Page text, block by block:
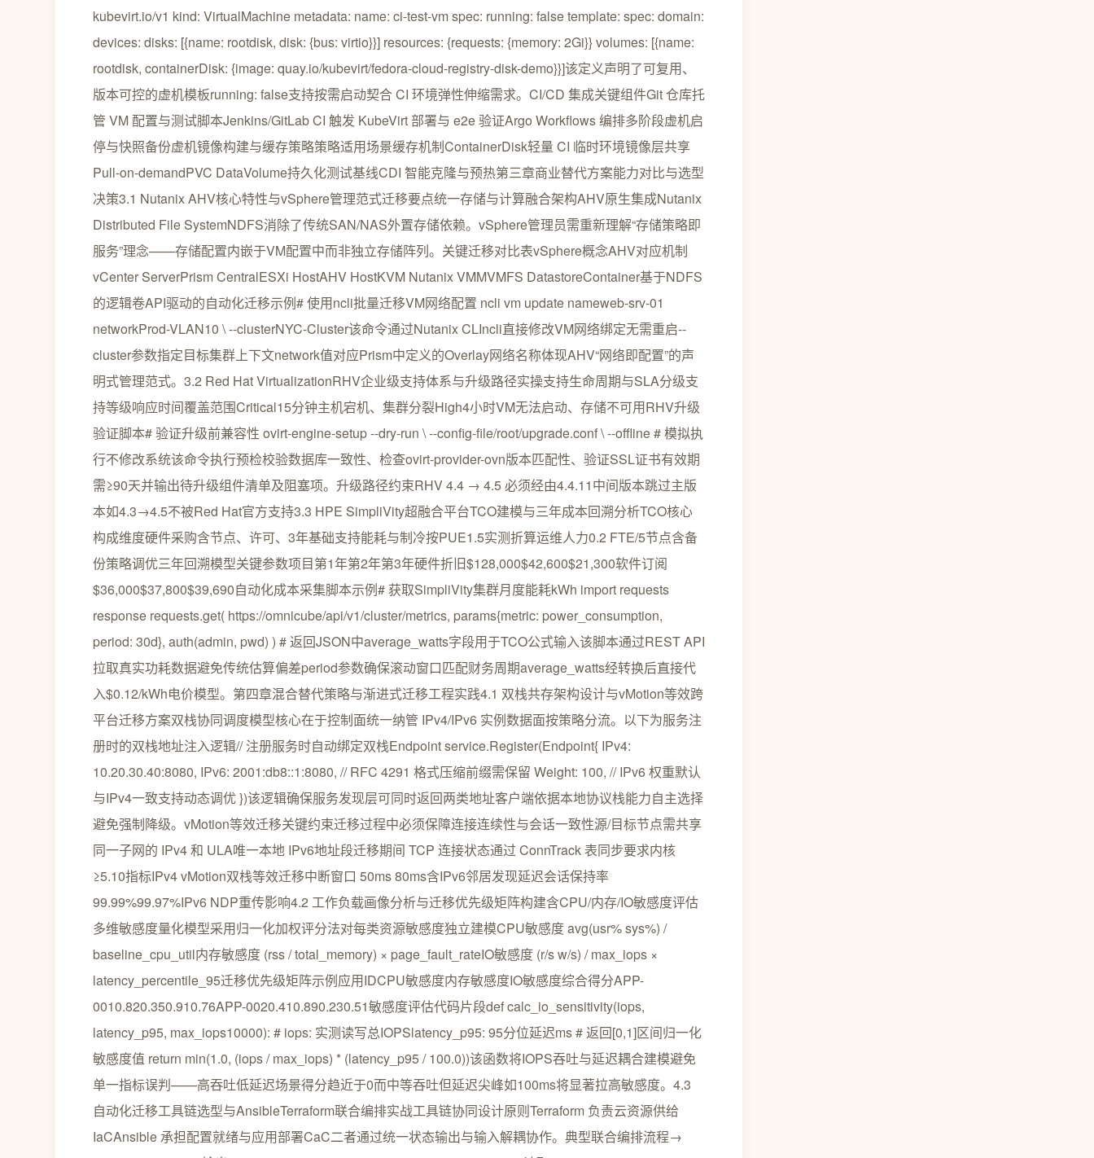
kubevirt.io/v1 kind: VirtualMachine metadata: name: ci-test-vm spec: running: false template: spec: domain:
devices: disks: [{name: rootdisk, disk: {bus: virtio}}] resources: {requests: {memory: 2Gi}} volumes: [{name:
rootdisk, containerDisk: {image: quay.io/kubevirt/fedora-cloud-registry-disk-demo}}]该定义声明了可复用、
版本可控的虚机模板running: false支持按需启动契合 CI 环境弹性伸缩需求。CI/CD 集成关键组件Git 仓库托
管 VM 配置与测试脚本Jenkins/GitLab CI 触发 KubeVirt 部署与 e2e 验证Argo Workflows 编排多阶段虚机启
停与快照备份虚机镜像构建与缓存策略策略适用场景缓存机制ContainerDisk轻量 CI 临时环境镜像层共享
Pull-on-demandPVC DataVolume持久化测试基线CDI 智能克隆与预热第三章商业替代方案能力对比与选型
决策3.1 Nutanix AHV核心特性与vSphere管理范式迁移要点统一存储与计算融合架构AHV原生集成Nutanix
Distributed File SystemNDFS消除了传统SAN/NAS外置存储依赖。vSphere管理员需重新理解“存储策略即
服务”理念——存储配置内嵌于VM配置中而非独立存储阵列。关键迁移对比表vSphere概念AHV对应机制
vCenter ServerPrism CentralESXi HostAHV HostKVM Nutanix VMMVMFS DatastoreContainer基于NDFS
的逻辑卷API驱动的自动化迁移示例# 使用ncli批量迁移VM网络配置 ncli vm update nameweb-srv-01
networkProd-VLAN10 \ --clusterNYC-Cluster该命令通过Nutanix CLIncli直接修改VM网络绑定无需重启--
cluster参数指定目标集群上下文network值对应Prism中定义的Overlay网络名称体现AHV“网络即配置”的声
明式管理范式。3.2 Red Hat VirtualizationRHV企业级支持体系与升级路径实操支持生命周期与SLA分级支
持等级响应时间覆盖范围Critical15分钟主机宕机、集群分裂High4小时VM无法启动、存储不可用RHV升级
验证脚本# 验证升级前兼容性 ovirt-engine-setup --dry-run \ --config-file/root/upgrade.conf \ --offline # 模拟执
行不修改系统该命令执行预检校验数据库一致性、检查ovirt-provider-ovn版本匹配性、验证SSL证书有效期
需≥90天并输出待升级组件清单及阻塞项。升级路径约束RHV 4.4 → 4.5 必须经由4.4.11中间版本跳过主版
本如4.3→4.5不被Red Hat官方支持3.3 HPE SimpliVity超融合平台TCO建模与三年成本回溯分析TCO核心
构成维度硬件采购含节点、许可、3年基础支持能耗与制冷按PUE1.5实测折算运维人力0.2 FTE/5节点含备
份策略调优三年回溯模型关键参数项目第1年第2年第3年硬件折旧$128,000$42,600$21,300软件订阅
$36,000$37,800$39,690自动化成本采集脚本示例# 获取SimpliVity集群月度能耗kWh import requests
response requests.get( https://omnicube/api/v1/cluster/metrics, params{metric: power_consumption,
period: 30d}, auth(admin, pwd) ) # 返回JSON中average_watts字段用于TCO公式输入该脚本通过REST API
拉取真实功耗数据避免传统估算偏差period参数确保滚动窗口匹配财务周期average_watts经转换后直接代
入$0.12/kWh电价模型。第四章混合替代策略与渐进式迁移工程实践4.1 双栈共存架构设计与vMotion等效跨
平台迁移方案双栈协同调度模型核心在于控制面统一纳管 IPv4/IPv6 实例数据面按策略分流。以下为服务注
册时的双栈地址注入逻辑// 注册服务时自动绑定双栈Endpoint service.Register(Endpoint{ IPv4:
10.20.30.40:8080, IPv6: 2001:db8::1:8080, // RFC 4291 格式压缩前缀需保留 Weight: 100, // IPv6 权重默认
与IPv4一致支持动态调优 })该逻辑确保服务发现层可同时返回两类地址客户端依据本地协议栈能力自主选择
避免强制降级。vMotion等效迁移关键约束迁移过程中必须保障连接连续性与会话一致性源/目标节点需共享
同一子网的 IPv4 和 ULA唯一本地 IPv6地址段迁移期间 TCP 连接状态通过 ConnTrack 表同步要求内核
≥5.10指标IPv4 vMotion双栈等效迁移中断窗口 50ms 80ms含IPv6邻居发现延迟会话保持率
99.99%99.97%IPv6 NDP重传影响4.2 工作负载画像分析与迁移优先级矩阵构建含CPU/内存/IO敏感度评估
多维敏感度量化模型采用归一化加权评分法对每类资源敏感度独立建模CPU敏感度 avg(usr% sys%) /
baseline_cpu_util内存敏感度 (rss / total_memory) × page_fault_rateIO敏感度 (r/s w/s) / max_iops ×
latency_percentile_95迁移优先级矩阵示例应用IDCPU敏感度内存敏感度IO敏感度综合得分APP-
0010.820.350.910.76APP-0020.410.890.230.51敏感度评估代码片段def calc_io_sensitivity(iops,
latency_p95, max_iops10000): # iops: 实测读写总IOPSlatency_p95: 95分位延迟ms # 返回[0,1]区间归一化
敏感度值 return min(1.0, (iops / max_iops) * (latency_p95 / 100.0))该函数将IOPS吞吐与延迟耦合建模避免
单一指标误判——高吞吐低延迟场景得分趋近于0而中等吞吐但延迟尖峰如100ms将显著拉高敏感度。4.3
自动化迁移工具链选型与AnsibleTerraform联合编排实战工具链协同设计原则Terraform 负责云资源供给
IaCAnsible 承担配置就绪与应用部署CaC二者通过统一状态输出与输入解耦协作。典型联合编排流程→